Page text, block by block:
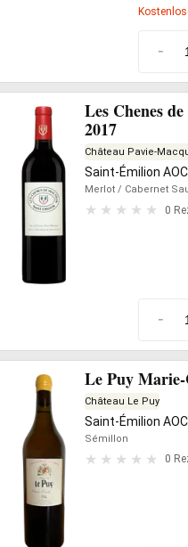
-
Les Chenes
2017
Château Pavie-
Saint-Émilion
Merlot / Cabernet
0
-
Le Puy Marie-
Château Le Puy
Saint-Émilion
Sémillon
0